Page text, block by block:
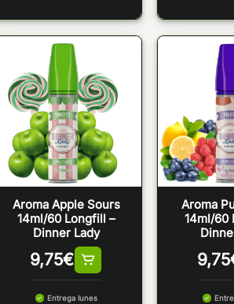
Aroma Apple Sours
14ml/60 Longfill –
Dinner Lady
9,75€
Entrega lunes
Aroma
14ml/60
9,75